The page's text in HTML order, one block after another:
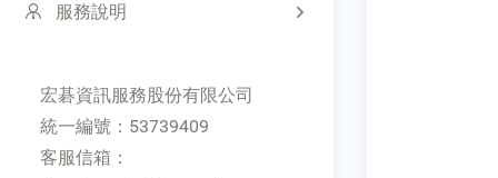
服務說明
宏碁資訊服務股份有限公司
統一編號：53739409
客服信箱：